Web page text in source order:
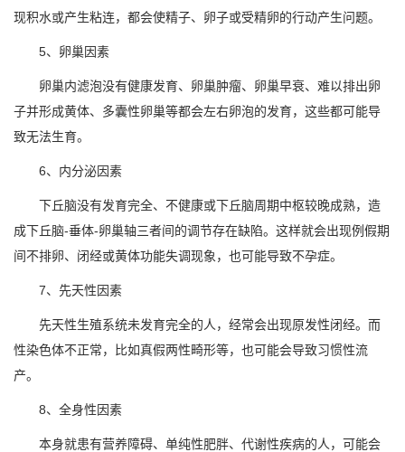
现积水或产生粘连，都会使精子、卵子或受精卵的行动产生问题。
5、卵巢因素
卵巢内滤泡没有健康发育、卵巢肿瘤、卵巢早衰、难以排出卵
子并形成黄体、多囊性卵巢等都会左右卵泡的发育，这些都可能导
致无法生育。
6、内分泌因素
下丘脑没有发育完全、不健康或下丘脑周期中枢较晚成熟，造
成下丘脑-垂体-卵巢轴三者间的调节存在缺陷。这样就会出现例假期
间不排卵、闭经或黄体功能失调现象，也可能导致不孕症。
7、先天性因素
先天性生殖系统未发育完全的人，经常会出现原发性闭经。而
性染色体不正常，比如真假两性畸形等，也可能会导致习惯性流
产。
8、全身性因素
本身就患有营养障碍、单纯性肥胖、代谢性疾病的人，可能会